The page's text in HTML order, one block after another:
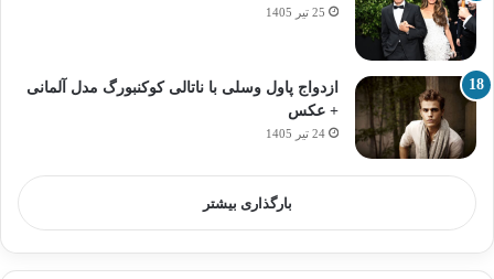
25 تیر 1405
ازدواج پاول وسلی با ناتالی کوکنبورگ مدل آلمانی
+ عکس
24 تیر 1405
بارگذاری بیشتر